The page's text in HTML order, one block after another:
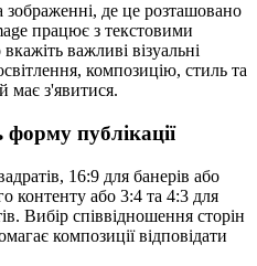
де це розташовано
працює з текстовими
важливі візуальні
композицію, стиль та
має з'явитися.
публікації
16:9 для банерів або
контенту або 3:4 та 4:3 для
Вибір співвідношення сторін
композиції відповідати